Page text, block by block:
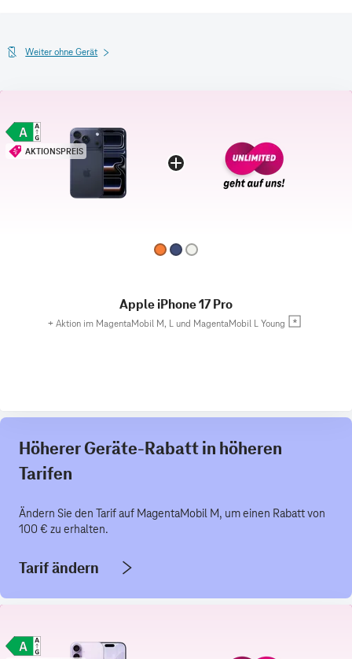
Weiter ohne Gerät
AKTIONSPREIS
Apple iPhone 17 Pro
+ Aktion im MagentaMobil M, L und MagentaMobil L Young
Höherer Geräte-Rabatt in höheren
Tarifen
Ändern Sie den Tarif auf MagentaMobil M, um einen Rabatt von
100 € zu erhalten.
Tarif ändern